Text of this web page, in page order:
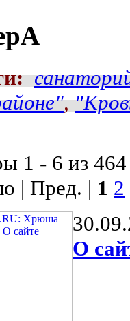
,
1 - 6 из 464
| Пред. | 1 2
О